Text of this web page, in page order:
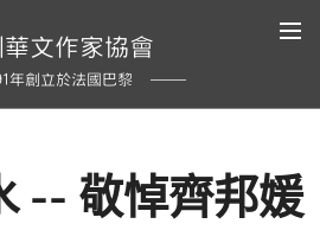
華文作家協會
年創立於法國巴黎
-- 敬悼齊邦媛